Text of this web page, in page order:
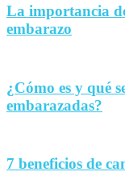
La importancia
embarazo
¿Cómo es y qué
embarazadas?
7 beneficios de